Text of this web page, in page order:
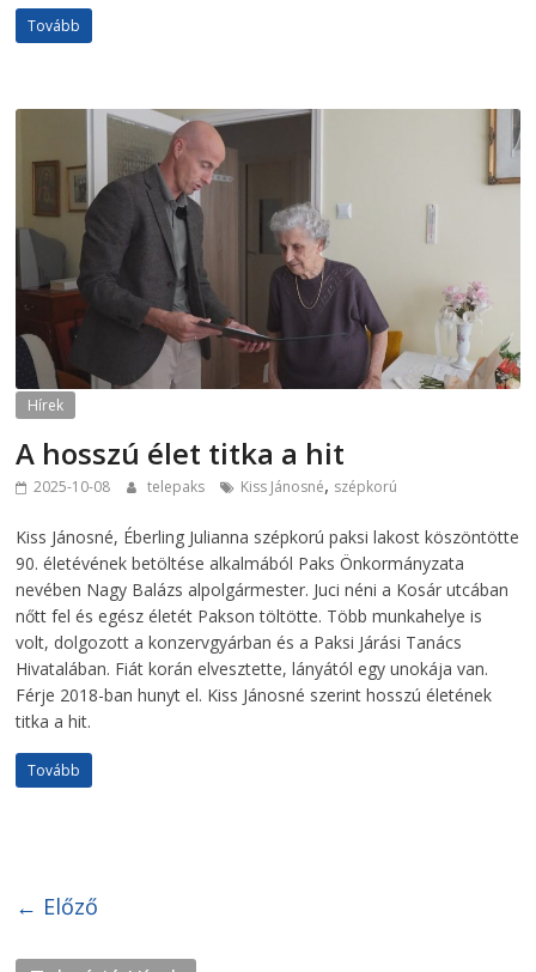
Tovább
Hírek
A hosszú élet titka a hit
2025-10-08 telepaks Kiss Jánosné, szépkorú
Kiss Jánosné, Éberling Julianna szépkorú paksi lakost köszöntötte
90. életévének betöltése alkalmából Paks Önkormányzata
nevében Nagy Balázs alpolgármester. Juci néni a Kosár utcában
nőtt fel és egész életét Pakson töltötte. Több munkahelye is
volt, dolgozott a konzervgyárban és a Paksi Járási Tanács
Hivatalában. Fiát korán elvesztette, lányától egy unokája van.
Férje 2018-ban hunyt el. Kiss Jánosné szerint hosszú életének
titka a hit.
Tovább
← Előző